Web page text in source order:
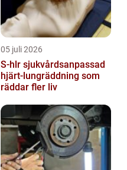
05 juli 2026
S-hlr sjukvårdsanpassad
hjärt-lungräddning som
räddar fler liv